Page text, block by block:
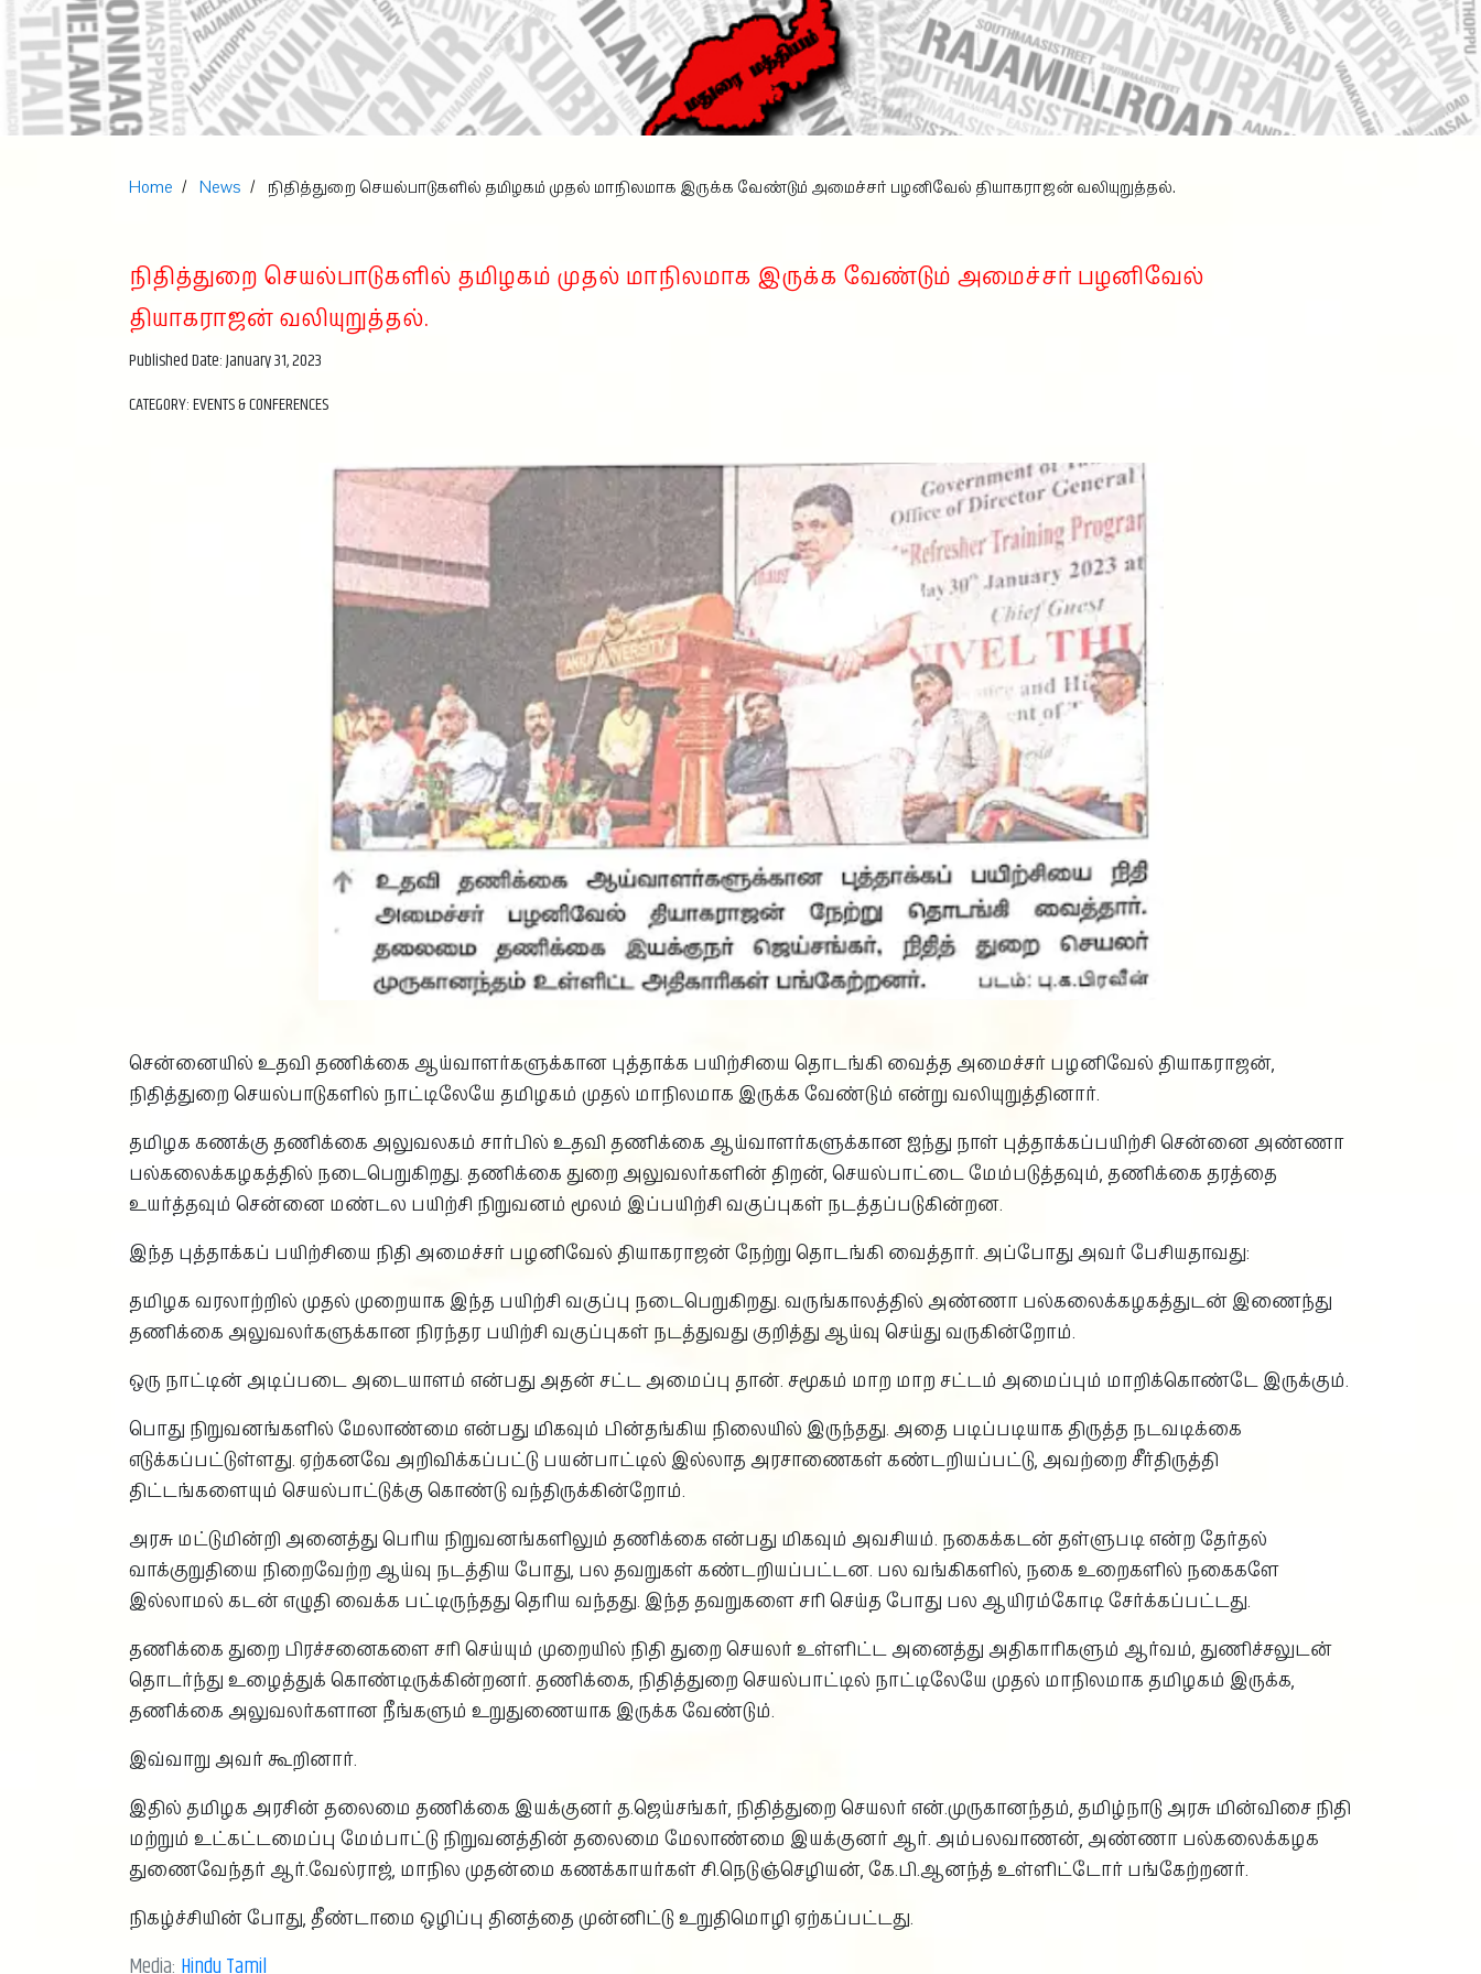
Home News நிதித்துறை செயல்பாடுகளில் தமிழகம் முதல் மாநிலமாக இருக்க வேண்டும் அமைச்சர் பழனிவேல் தியாகராஜன் வலியுறுத்தல்.
நிதித்துறை செயல்பாடுகளில் தமிழகம் முதல் மாநிலமாக இருக்க வேண்டும் அமைச்சர் பழனிவேல்
தியாகராஜன் வலியுறுத்தல்.
Published Date: January 31, 2023
CATEGORY: EVENTS & CONFERENCES
சென்னையில் உதவி தணிக்கை ஆய்வாளர்களுக்கான புத்தாக்க பயிற்சியை தொடங்கி வைத்த அமைச்சர் பழனிவேல் தியாகராஜன்,
நிதித்துறை செயல்பாடுகளில் நாட்டிலேயே தமிழகம் முதல் மாநிலமாக இருக்க வேண்டும் என்று வலியுறுத்தினார்.
தமிழக கணக்கு தணிக்கை அலுவலகம் சார்பில் உதவி தணிக்கை ஆய்வாளர்களுக்கான ஐந்து நாள் புத்தாக்கப்பயிற்சி சென்னை அண்ணா
பல்கலைக்கழகத்தில் நடைபெறுகிறது. தணிக்கை துறை அலுவலர்களின் திறன், செயல்பாட்டை மேம்படுத்தவும், தணிக்கை தரத்தை
உயர்த்தவும் சென்னை மண்டல பயிற்சி நிறுவனம் மூலம் இப்பயிற்சி வகுப்புகள் நடத்தப்படுகின்றன.
இந்த புத்தாக்கப் பயிற்சியை நிதி அமைச்சர் பழனிவேல் தியாகராஜன் நேற்று தொடங்கி வைத்தார். அப்போது அவர் பேசியதாவது:
தமிழக வரலாற்றில் முதல் முறையாக இந்த பயிற்சி வகுப்பு நடைபெறுகிறது. வருங்காலத்தில் அண்ணா பல்கலைக்கழகத்துடன் இணைந்து
தணிக்கை அலுவலர்களுக்கான நிரந்தர பயிற்சி வகுப்புகள் நடத்துவது குறித்து ஆய்வு செய்து வருகின்றோம்.
ஒரு நாட்டின் அடிப்படை அடையாளம் என்பது அதன் சட்ட அமைப்பு தான். சமூகம் மாற மாற சட்டம் அமைப்பும் மாறிக்கொண்டே இருக்கும்.
பொது நிறுவனங்களில் மேலாண்மை என்பது மிகவும் பின்தங்கிய நிலையில் இருந்தது. அதை படிப்படியாக திருத்த நடவடிக்கை
எடுக்கப்பட்டுள்ளது. ஏற்கனவே அறிவிக்கப்பட்டு பயன்பாட்டில் இல்லாத அரசாணைகள் கண்டறியப்பட்டு, அவற்றை சீர்திருத்தி
திட்டங்களையும் செயல்பாட்டுக்கு கொண்டு வந்திருக்கின்றோம்.
அரசு மட்டுமின்றி அனைத்து பெரிய நிறுவனங்களிலும் தணிக்கை என்பது மிகவும் அவசியம். நகைக்கடன் தள்ளுபடி என்ற தேர்தல்
வாக்குறுதியை நிறைவேற்ற ஆய்வு நடத்திய போது, பல தவறுகள் கண்டறியப்பட்டன. பல வங்கிகளில், நகை உறைகளில் நகைகளே
இல்லாமல் கடன் எழுதி வைக்க பட்டிருந்தது தெரிய வந்தது. இந்த தவறுகளை சரி செய்த போது பல ஆயிரம்கோடி சேர்க்கப்பட்டது.
தணிக்கை துறை பிரச்சனைகளை சரி செய்யும் முறையில் நிதி துறை செயலர் உள்ளிட்ட அனைத்து அதிகாரிகளும் ஆர்வம், துணிச்சலுடன்
தொடர்ந்து உழைத்துக் கொண்டிருக்கின்றனர். தணிக்கை, நிதித்துறை செயல்பாட்டில் நாட்டிலேயே முதல் மாநிலமாக தமிழகம் இருக்க,
தணிக்கை அலுவலர்களான நீங்களும் உறுதுணையாக இருக்க வேண்டும்.
இவ்வாறு அவர் கூறினார்.
இதில் தமிழக அரசின் தலைமை தணிக்கை இயக்குனர் த.ஜெய்சங்கர், நிதித்துறை செயலர் என்.முருகானந்தம், தமிழ்நாடு அரசு மின்விசை நிதி
மற்றும் உட்கட்டமைப்பு மேம்பாட்டு நிறுவனத்தின் தலைமை மேலாண்மை இயக்குனர் ஆர். அம்பலவாணன், அண்ணா பல்கலைக்கழக
துணைவேந்தர் ஆர்.வேல்ராஜ், மாநில முதன்மை கணக்காயர்கள் சி.நெடுஞ்செழியன், கே.பி.ஆனந்த் உள்ளிட்டோர் பங்கேற்றனர்.
நிகழ்ச்சியின் போது, தீண்டாமை ஒழிப்பு தினத்தை முன்னிட்டு உறுதிமொழி ஏற்கப்பட்டது.
Media: Hindu Tamil